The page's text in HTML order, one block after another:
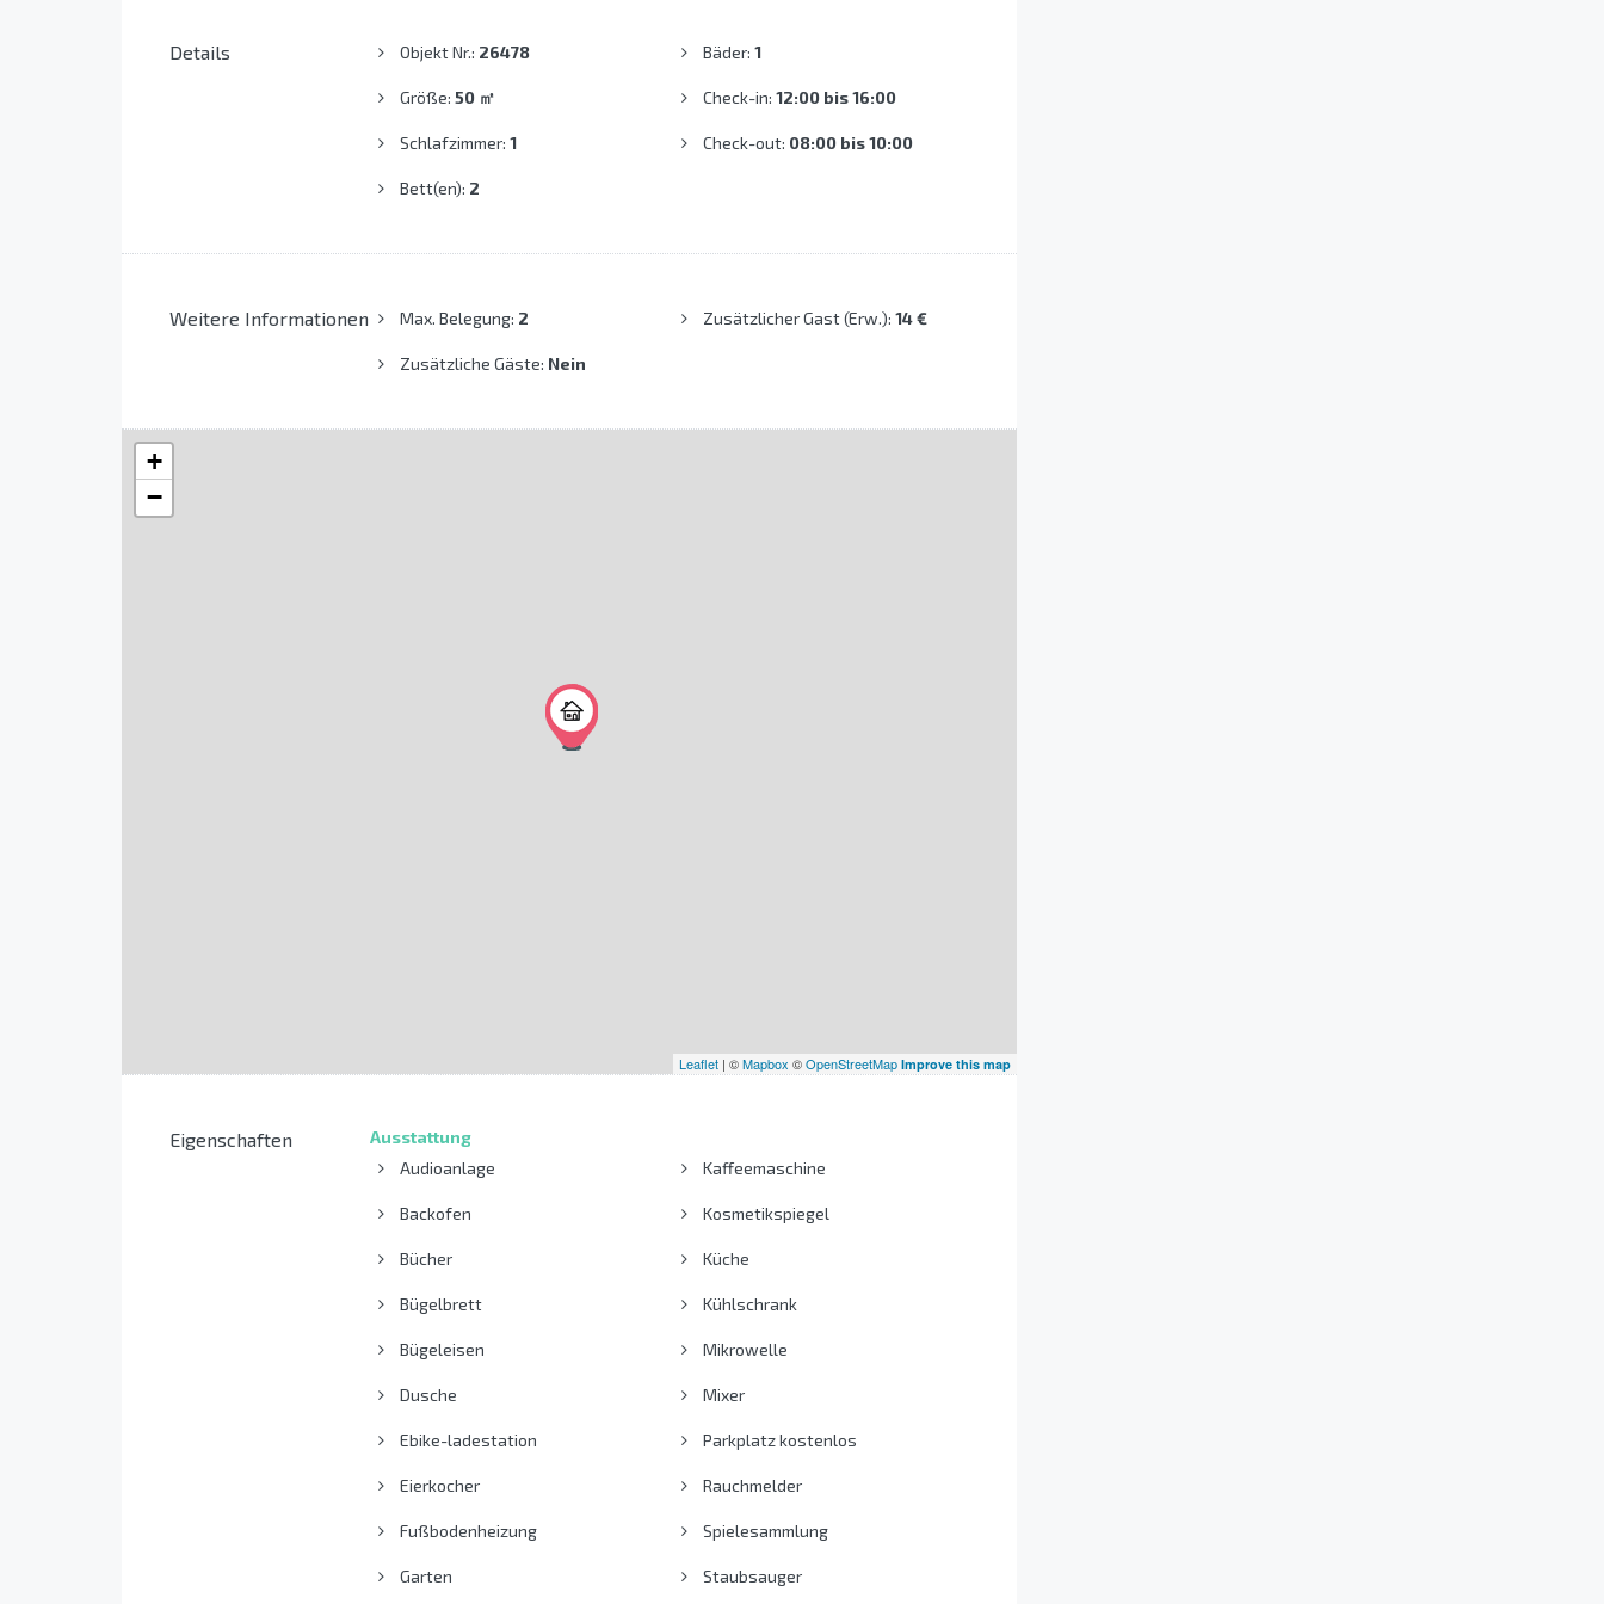
Details Objekt Nr.: 26478
Größe: 50 ㎡
Schlafzimmer: 1
Bett(en): 2
Bäder:1
Check-in:12:00 bis 16:00
Check-out: 08:00 bis 10:00
Weitere Informationen Max. Belegung: 2
Zusätzliche Gäste: Nein
Zusätzlicher Gast (Erw.):14 €
+
−
Leaflet | ©Mapbox ©OpenStreetMap Improve this map
Eigenschaften
Ausstattung
Audioanlage
Backofen
Bücher
Bügelbrett
Bügeleisen
Dusche
Ebike-ladestation
Eierkocher
Fußbodenheizung
Garten
Kaffeemaschine
Kosmetikspiegel
Küche
Kühlschrank
Mikrowelle
Mixer
Parkplatz kostenlos
Rauchmelder
Spielesammlung
Staubsauger